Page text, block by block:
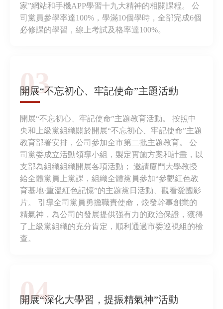
家”網站和手機APP學習十九大精神的相關課程。 公
司黨員參學率達100%，學滿10個學時，全部完成6個
必修課的學習，線上考試及格率達100%。
03
開展“不忘初心、牢記使命”主題活動
開展“不忘初心、牢記使命”主題教育活動。 按照中
央和上級黨組織關於開展“不忘初心、牢記使命”主題
教育部署安排，公司參加全市第二批主題教育。 公
司黨委成立活動領導小組，製定實施方案和計畫，以
支部為組織組織開展各項活動； 邀請廈門大學教授
給全體黨員上黨課，組織全體黨員參加“參觀紅色教
育基地·重溫紅色記憶”的主題黨日活動、觀看愛國影
片。 引導全司黨員勇擔職責使命，煥發幹事創業的
精氣神，為公司的發展提供强有力的政治保證，獲得
了上級黨組織的充分肯定，順利通過市委巡視組的檢
查。
04
開展“深化大學習，提振精氣神”活動